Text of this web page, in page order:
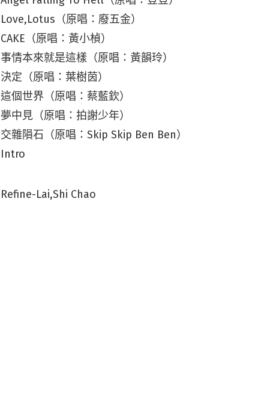
Love,Lotus（原唱：廢五金）
CAKE（原唱：黃小楨）
事情本來就是這樣（原唱：黃韻玲）
決定（原唱：葉樹茵）
這個世界（原唱：蔡藍欽）
夢中見（原唱：拍謝少年）
交雜隕石（原唱：Skip Skip Ben Ben）
Intro
Refine-Lai,Shi Chao